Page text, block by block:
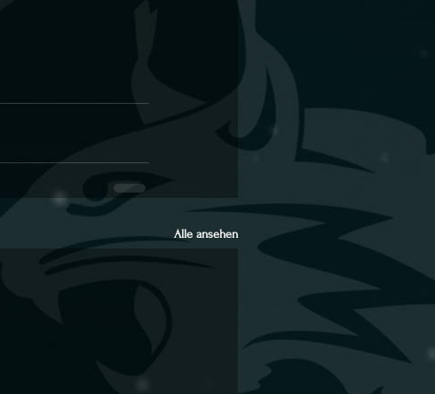
Alle ansehen